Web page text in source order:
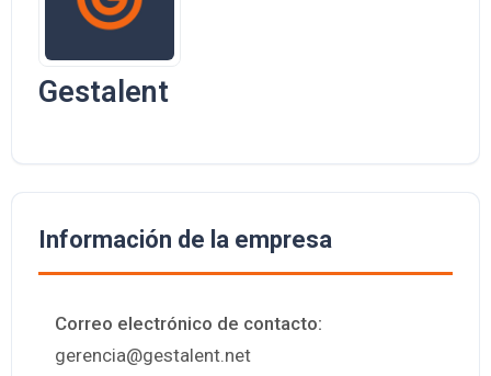
Gestalent
Información de la empresa
Correo electrónico de contacto:
gerencia@gestalent.net